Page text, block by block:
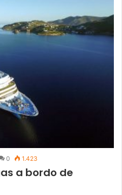
0 1.423
a bordo de